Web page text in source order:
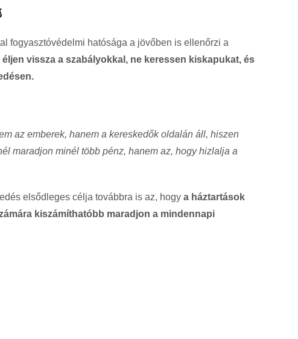
fogyasztóvédelmi hatósága a jövőben is ellenőrzi a
vissza a szabályokkal, ne keressen kiskapukat, és
az emberek, hanem a kereskedők oldalán áll, hiszen
maradjon minél több pénz, hanem az, hogy hizlalja a
elsődleges célja továbbra is az, hogy a háztartások
kiszámíthatóbb maradjon a mindennapi